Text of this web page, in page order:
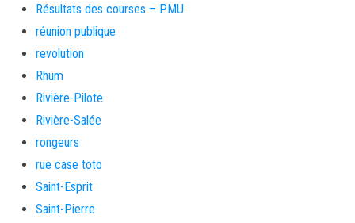
Résultats des courses – PMU
réunion publique
revolution
Rhum
Rivière-Pilote
Rivière-Salée
rongeurs
rue case toto
Saint-Esprit
Saint-Pierre